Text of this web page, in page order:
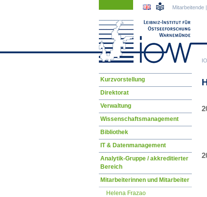
Mitarbeitende |
Navigation
Kurzvorstellung
Direktorat
Verwaltung
Wissenschaftsmanagement
Bibliothek
IT & Datenmanagement
Analytik-Gruppe / akkreditierter
Bereich
Mitarbeiterinnen und Mitarbeiter
Helena Frazao